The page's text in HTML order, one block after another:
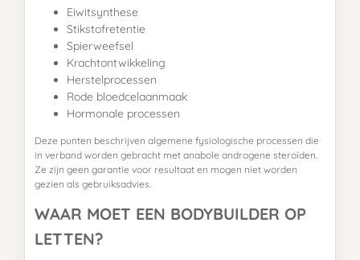
Eiwitsynthese
Stikstofretentie
Spierweefsel
Krachtontwikkeling
Herstelprocessen
Rode bloedcelaanmaak
Hormonale processen
Deze punten beschrijven algemene fysiologische processen die
in verband worden gebracht met anabole androgene steroïden.
Ze zijn geen garantie voor resultaat en mogen niet worden
gezien als gebruiksadvies.
WAAR MOET EEN BODYBUILDER OP
LETTEN?